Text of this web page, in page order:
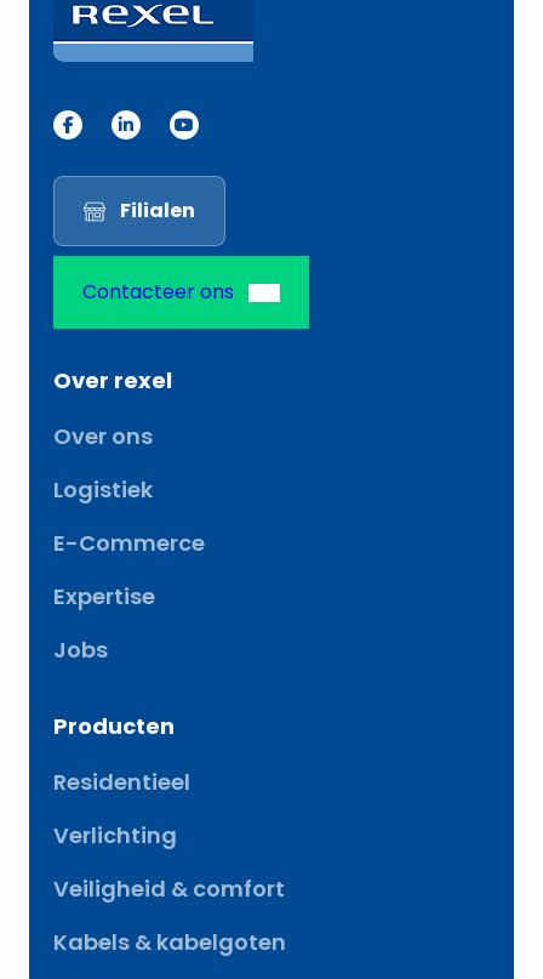
l
Filialen
Contacteer ons
Over rexel
Over ons
Logistiek
E-Commerce
Expertise
Jobs
Producten
Residentieel
Verlichting
Veiligheid & comfort
Kabels & kabelgoten